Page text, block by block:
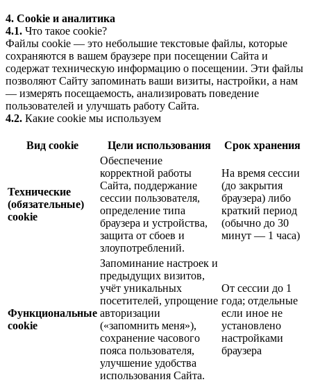
4. Cookie и аналитика
4.1. Что такое cookie?
Файлы cookie — это небольшие текстовые файлы, которые
сохраняются в вашем браузере при посещении Сайта и
содержат техническую информацию о посещении. Эти файлы
позволяют Сайту запоминать ваши визиты, настройки, а нам
— измерять посещаемость, анализировать поведение
пользователей и улучшать работу Сайта.
4.2. Какие cookie мы используем
Вид cookie Цели использования Срок хранения
Технические
(обязательные)
cookie
Обеспечение
корректной работы
Сайта, поддержание
сессии пользователя,
определение типа
браузера и устройства,
защита от сбоев и
злоупотреблений.
На время сессии
(до закрытия
браузера) либо
краткий период
(обычно до 30
минут — 1 часа)
Функциональные
cookie
Запоминание настроек и
предыдущих визитов,
учёт уникальных
посетителей, упрощение
авторизации
(«запомнить меня»),
сохранение часового
пояса пользователя,
улучшение удобства
использования Сайта.
От сессии до 1
года; отдельные
если иное не
установлено
настройками
браузера